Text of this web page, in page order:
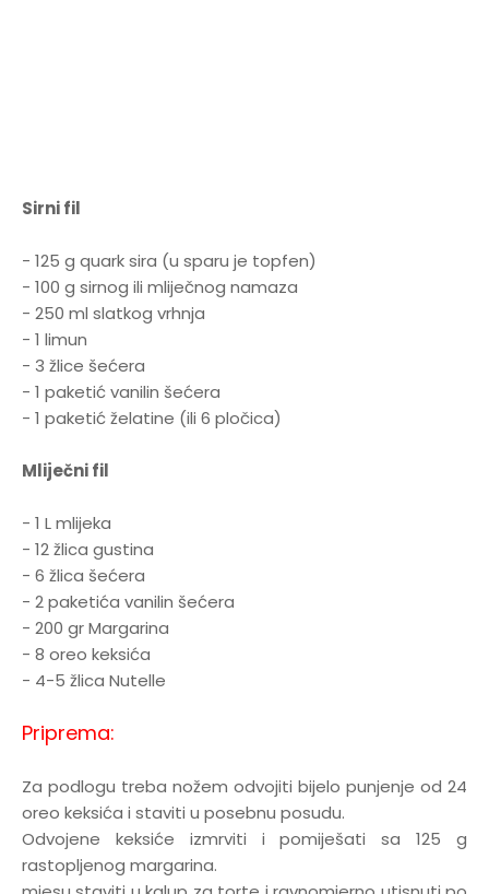
Sirni fil
- 125 g quark sira (u sparu je topfen)
- 100 g sirnog ili mliječnog namaza
- 250 ml slatkog vrhnja
- 1 limun
- 3 žlice šećera
- 1 paketić vanilin šećera
- 1 paketić želatine (ili 6 pločica)
Mliječni fil
- 1 L mlijeka
- 12 žlica gustina
- 6 žlica šećera
- 2 paketića vanilin šećera
- 200 gr Margarina
- 8 oreo keksića
- 4-5 žlica Nutelle
Priprema:
Za podlogu treba nožem odvojiti bijelo punjenje od 24
oreo keksića i staviti u posebnu posudu.
Odvojene keksiće izmrviti i pomiješati sa 125 g
rastopljenog margarina.